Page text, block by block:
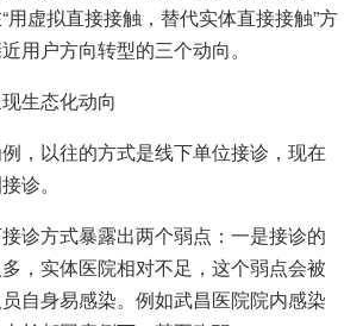
用虚拟直接接触，替代实体直接接触”方
用户方向转型的三个动向。
生态化动向
，以往的方式是线下单位接诊，现在
诊。
诊方式暴露出两个弱点：一是接诊的
，实体医院相对不足，这个弱点会被
自身易感染。例如武昌医院院内感染